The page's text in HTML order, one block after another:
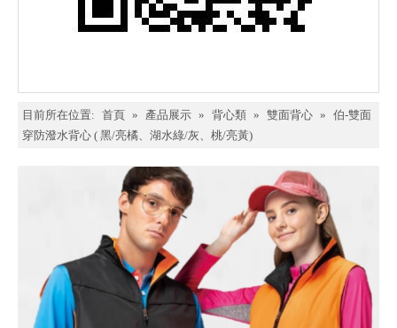
目前所在位置: 首頁 » 產品展示 » 背心類 » 雙面背心 » 伯-雙面
穿防潑水背心 ( 黑/亮橘、湖水綠/灰、桃/亮黃)